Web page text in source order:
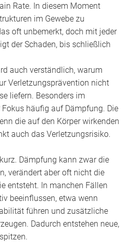
Rate. In diesem Moment
im Gewebe zu
oft unbemerkt, doch mit jeder
der Schaden, bis schließlich
auch verständlich, warum
Verletzungsprävention nicht
liefern. Besonders im
häufig auf Dämpfung. Die
die auf den Körper wirkenden
auch das Verletzungsrisiko.
Dämpfung kann zwar die
verändert aber oft nicht die
entsteht. In manchen Fällen
beeinflussen, etwa wenn
führen und zusätzliche
Dadurch entstehen neue,